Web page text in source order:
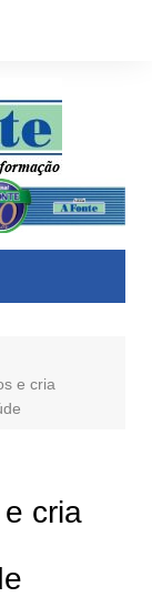
e cria
cria